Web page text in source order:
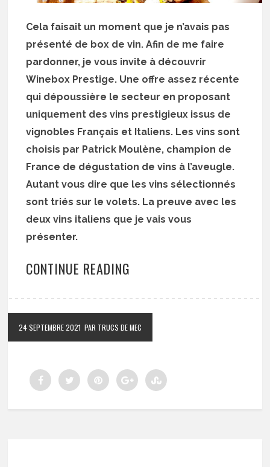
Cela faisait un moment que je n’avais pas
présenté de box de vin. Afin de me faire
pardonner, je vous invite à découvrir
Winebox Prestige. Une offre assez récente
qui dépoussière le secteur en proposant
uniquement des vins prestigieux issus de
vignobles Français et Italiens. Les vins sont
choisis par Patrick Moulène, champion de
France de dégustation de vins à l’aveugle.
Autant vous dire que les vins sélectionnés
sont triés sur le volets. La preuve avec les
deux vins italiens que je vais vous
présenter.
CONTINUE READING
24 SEPTEMBRE 2021 PAR TRUCS DE MEC